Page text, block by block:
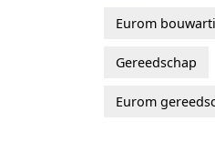
Eurom
Gereedschap
Eurom